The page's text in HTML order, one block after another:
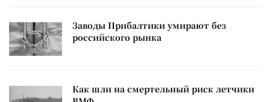
Заводы Прибалтики умирают без
российского рынка
Как шли на смертельный риск летчики